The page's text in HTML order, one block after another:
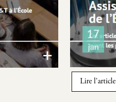
Lire l'article